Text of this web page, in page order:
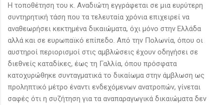
Η τοποθέτηση του κ. Αναδιώτη εγγράφεται σε μια ευρύτερη
συντηρητική τάση που τα τελευταία χρόνια επιχειρεί να
αναθεωρήσει κεκτημένα δικαιώματα, όχι μόνο στην Ελλάδα
αλλά και σε ευρωπαϊκό επίπεδο. Από την Πολωνία, όπου οι
αυστηροί περιορισμοί στις αμβλώσεις έχουν οδηγήσει σε
διεθνείς καταδίκες, έως τη Γαλλία, όπου πρόσφατα
κατοχυρώθηκε συνταγματικά το δικαίωμα στην άμβλωση ως
προληπτικό μέτρο έναντι ενδεχόμενων ανατροπών, γίνεται
σαφές ότι η συζήτηση για τα αναπαραγωγικά δικαιώματα δεν